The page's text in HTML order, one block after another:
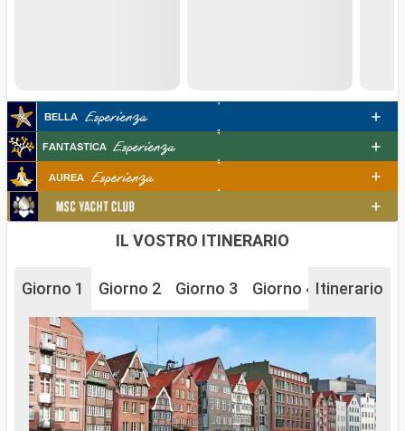
IL VOSTRO ITINERARIO
Giorno 1 Giorno 2 Giorno 3 Giorno 4 Giorno 5
Itinerario